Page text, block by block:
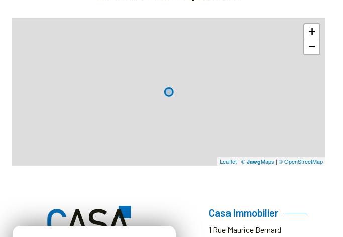
+
−
Leaflet | © JawgMaps | © OpenStreetMap
Casa Immobilier
1 Rue Maurice Bernard